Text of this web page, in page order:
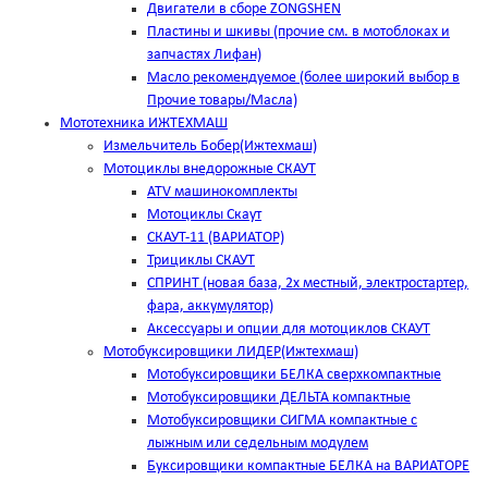
Двигатели в сборе ZONGSHEN
Пластины и шкивы (прочие см. в мотоблоках и
запчастях Лифан)
Масло рекомендуемое (более широкий выбор в
Прочие товары/Масла)
Мототехника ИЖТЕХМАШ
Измельчитель Бобер(Ижтехмаш)
Мотоциклы внедорожные СКАУТ
ATV машинокомплекты
Мотоциклы Скаут
СКАУТ-11 (ВАРИАТОР)
Трициклы СКАУТ
СПРИНТ (новая база, 2х местный, электростартер,
фара, аккумулятор)
Аксессуары и опции для мотоциклов СКАУТ
Мотобуксировщики ЛИДЕР(Ижтехмаш)
Мотобуксировщики БЕЛКА сверхкомпактные
Мотобуксировщики ДЕЛЬТА компактные
Мотобуксировщики СИГМА компактные с
лыжным или седельным модулем
Буксировщики компактные БЕЛКА на ВАРИАТОРЕ